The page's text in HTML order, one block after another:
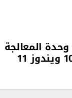
المعالجة